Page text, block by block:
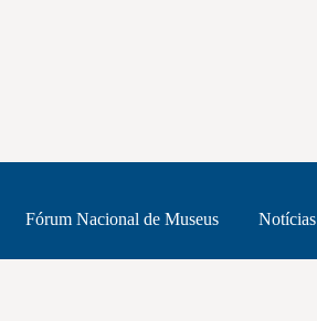
Fórum Nacional de Museus Notícias